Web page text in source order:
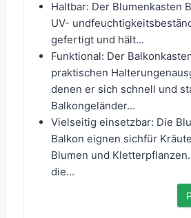
Haltbar: Der Blumenkasten
UV-
gefertigt und hält...
Funktional: Der
praktischen
denen er sich schnell und
Balkongeländer...
Vielseitig einsetzbar: Die
Balkon eignen sichfür
Blumen und
die...